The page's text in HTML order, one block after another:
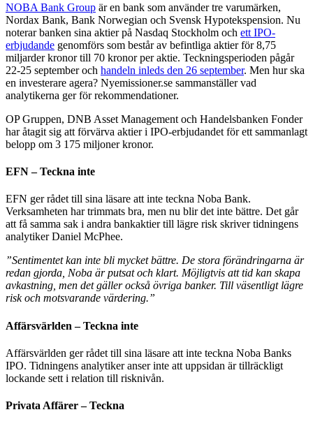
NOBA Bank Group är en bank som använder tre varumärken,
Nordax Bank, Bank Norwegian och Svensk Hypotekspension. Nu
noterar banken sina aktier på Nasdaq Stockholm och ett IPO-
erbjudande genomförs som består av befintliga aktier för 8,75
miljarder kronor till 70 kronor per aktie. Teckningsperioden pågår
22-25 september och handeln inleds den 26 september. Men hur ska
en investerare agera? Nyemissioner.se sammanställer vad
analytikerna ger för rekommendationer.
OP Gruppen, DNB Asset Management och Handelsbanken Fonder
har åtagit sig att förvärva aktier i IPO-erbjudandet för ett sammanlagt
belopp om 3 175 miljoner kronor.
EFN – Teckna inte
EFN ger rådet till sina läsare att inte teckna Noba Bank.
Verksamheten har trimmats bra, men nu blir det inte bättre. Det går
att få samma sak i andra bankaktier till lägre risk skriver tidningens
analytiker Daniel McPhee.
”Sentimentet kan inte bli mycket bättre. De stora förändringarna är
redan gjorda, Noba är putsat och klart. Möjligtvis att tid kan skapa
avkastning, men det gäller också övriga banker. Till väsentligt lägre
risk och motsvarande värdering.”
Affärsvärlden – Teckna inte
Affärsvärlden ger rådet till sina läsare att inte teckna Noba Banks
IPO. Tidningens analytiker anser inte att uppsidan är tillräckligt
lockande sett i relation till risknivån.
Privata Affärer – Teckna